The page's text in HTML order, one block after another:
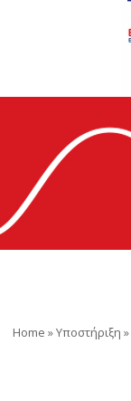
Home »Υποστήριξη »